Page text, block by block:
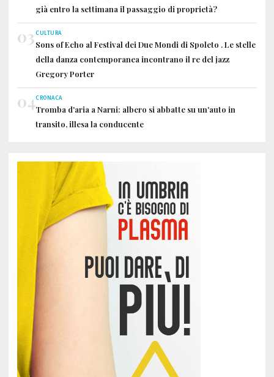
già entro la settimana il passaggio di proprietà?
03CULTURA
Sons of Echo al Festival dei Due Mondi di Spoleto . Le stelle
della danza contemporanea incontrano il re del jazz
Gregory Porter
04CRONACA
Tromba d'aria a Narni: albero si abbatte su un'auto in
transito, illesa la conducente